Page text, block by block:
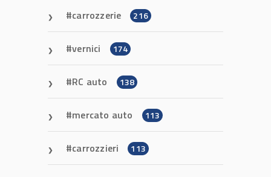
carrozzerie 216
vernici 174
RC auto 138
mercato auto 113
carrozzieri 113